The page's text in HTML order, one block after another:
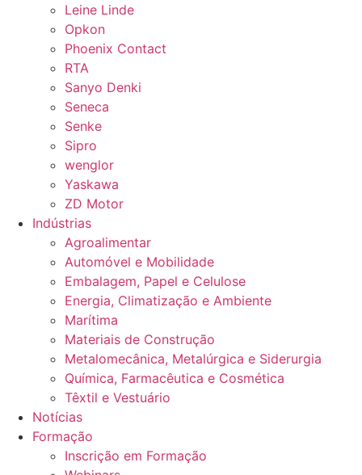
Leine Linde
Opkon
Phoenix Contact
RTA
Sanyo Denki
Seneca
Senke
Sipro
wenglor
Yaskawa
ZD Motor
Indústrias
Agroalimentar
Automóvel e Mobilidade
Embalagem, Papel e Celulose
Energia, Climatização e Ambiente
Marítima
Materiais de Construção
Metalomecânica, Metalúrgica e Siderurgia
Química, Farmacêutica e Cosmética
Têxtil e Vestuário
Notícias
Formação
Inscrição em Formação